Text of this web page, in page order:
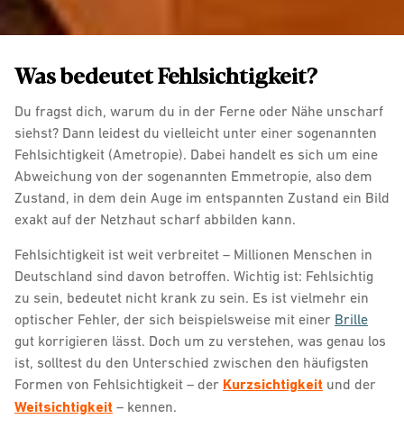
Was bedeutet Fehlsichtigkeit?
Du fragst dich, warum du in der Ferne oder Nähe unscharf
siehst? Dann leidest du vielleicht unter einer sogenannten
Fehlsichtigkeit (Ametropie). Dabei handelt es sich um eine
Abweichung von der sogenannten Emmetropie, also dem
Zustand, in dem dein Auge im entspannten Zustand ein Bild
exakt auf der Netzhaut scharf abbilden kann.
Fehlsichtigkeit ist weit verbreitet – Millionen Menschen in
Deutschland sind davon betroffen. Wichtig ist: Fehlsichtig
zu sein, bedeutet nicht krank zu sein. Es ist vielmehr ein
optischer Fehler, der sich beispielsweise mit einer Brille
gut korrigieren lässt. Doch um zu verstehen, was genau los
ist, solltest du den Unterschied zwischen den häufigsten
Formen von Fehlsichtigkeit – der Kurzsichtigkeit und der
Weitsichtigkeit – kennen.